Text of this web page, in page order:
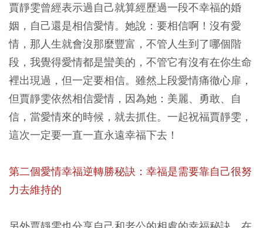
賈靜雯曾經表示過自己就算經歷過一段不幸福的婚
姻，自己還是相信愛情。她說：要相信啊！沒有愛
情，那人生就會沒那麼豐富，不管人生到了哪個階
段，我覺得愛情都是蠻美的，不管它有沒有在你生命
裡出現過，但一定要相信。雖然上段愛情痛徹心扉，
但賈靜雯依然相信愛情，因為她：美麗、勇敢、自
信，當愛情來的時候，就去抓住。一起祝福賈靜雯，
這次一定要一直一直永遠幸福下去！
第二個愛情幸福逆轉勝秘訣：幸福是需要靠自己很努
力去維持的